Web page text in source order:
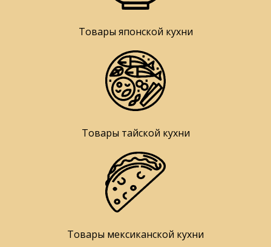
Товары японской кухни
Товары тайской кухни
Товары мексиканской кухни